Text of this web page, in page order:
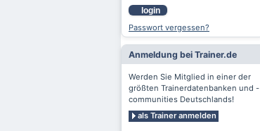
login
Passwort vergessen?
Anmeldung bei Trainer.de
Werden Sie Mitglied in einer der
größten Trainerdatenbanken und -
communities Deutschlands!
als Trainer anmelden